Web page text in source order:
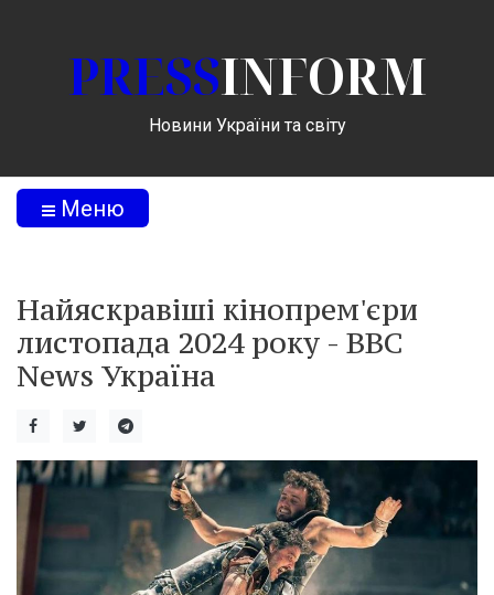
PRESSINFORM
Новини України та світу
Меню
Найяскравіші кінопрем'єри
листопада 2024 року - BBC
News Україна